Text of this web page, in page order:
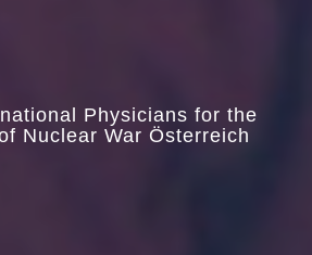
Physicians for the
Nuclear War Österreich